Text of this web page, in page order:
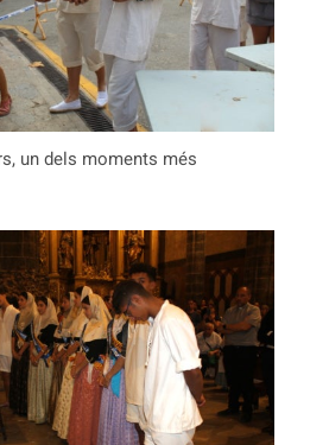
un dels moments més